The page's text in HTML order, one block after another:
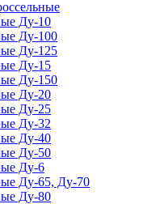
Ду-10
Ду-100
Ду-125
Ду-15
Ду-150
Ду-20
Ду-25
Ду-32
Ду-40
Ду-50
Ду-6
Ду-65, Ду-70
Ду-80